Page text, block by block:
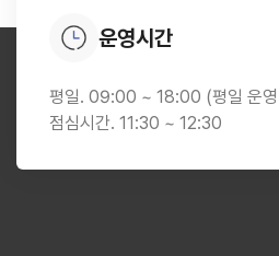
운영시간
평일. 09:00 ~ 18:00 (평일 운영
점심시간. 11:30 ~ 12:30